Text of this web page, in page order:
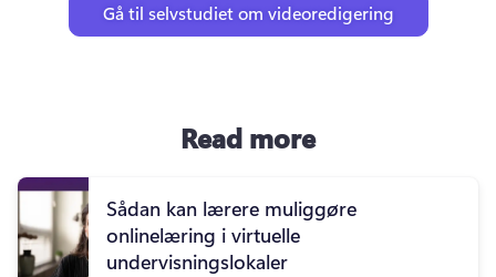
Gå til selvstudiet om videoredigering
Read more
Sådan kan lærere muliggøre
onlinelæring i virtuelle
undervisningslokaler